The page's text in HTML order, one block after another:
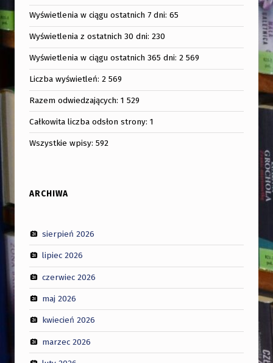
Wyświetlenia w ciągu ostatnich 7 dni:65
Wyświetlenia z ostatnich 30 dni:230
Wyświetlenia w ciągu ostatnich 365 dni:2 569
Liczba wyświetleń:2 569
Razem odwiedzających:1 529
Całkowita liczba odsłon strony:1
Wszystkie wpisy:592
ARCHIWA
sierpień 2026
lipiec 2026
czerwiec 2026
maj 2026
kwiecień 2026
marzec 2026